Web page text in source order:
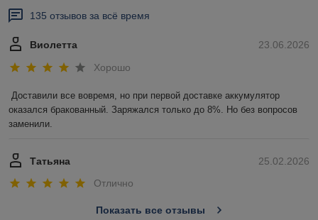
135 отзывов за всё время
23.06.2026
Виолетта
Хорошо
Доставили все вовремя, но при первой доставке аккумулятор
оказался бракованный. Заряжался только до 8%. Но без вопросов
заменили.
25.02.2026
Татьяна
Отлично
Показать все отзывы